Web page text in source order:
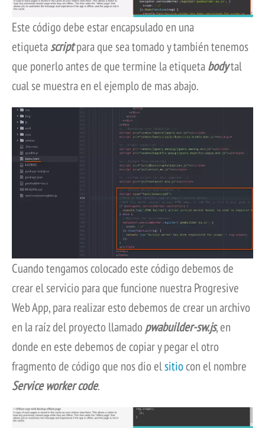
Este código debe estar encapsulado en una
etiquetascriptpara que sea tomado y también tenemos
que ponerlo antes de que termine la etiquetabodytal
cual se muestra en el ejemplo de mas abajo.
Cuando tengamos colocado este código debemos de
crear el servicio para que funcione nuestra Progresive
Web App, para realizar esto debemos de crear un archivo
en la raíz del proyecto llamadopwabuilder-sw.js, en
donde en este debemos de copiar y pegar el otro
fragmento de código que nos dio elsitiocon el nombre
Service worker code.